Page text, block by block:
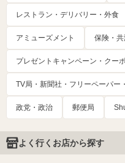
レストラン・デリバリー・外食
アミューズメント 保険・
プレゼントキャンペーン・クー
TV局・新聞社・フリーペーパー
政党・政治 郵便局
よく行くお店から探す